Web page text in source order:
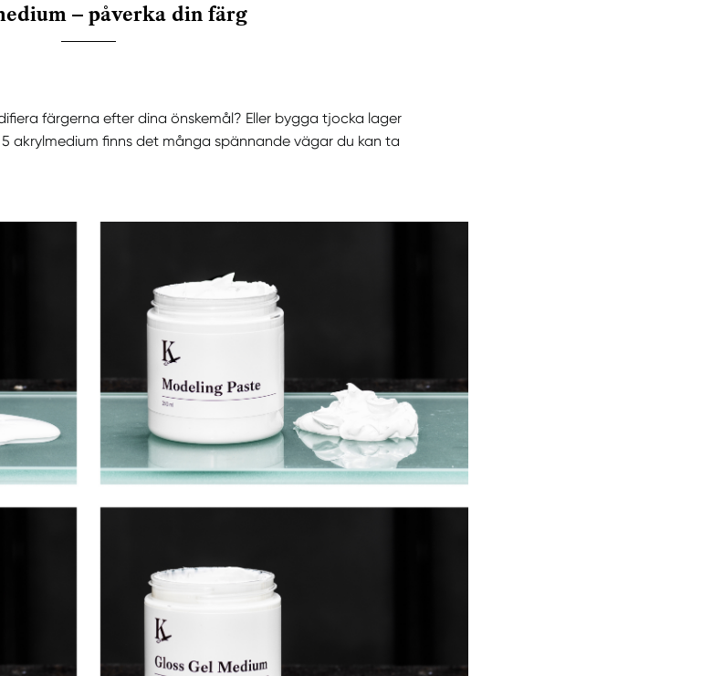
– påverka din färg
färgerna efter dina önskemål? Eller bygga tjocka lager
akrylmedium finns det många spännande vägar du kan ta